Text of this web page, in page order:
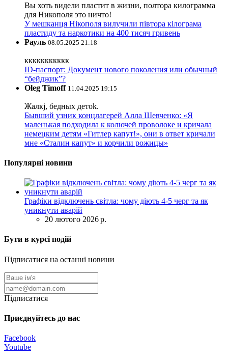
Вы хоть видели пластит в жизни, полтора килограмма
для Никополя это ничто!
У мешканця Нікополя вилучили півтора кілограма
пластиду та наркотики на 400 тисяч гривень
Рауль 08.05.2025 21:18
ккккккккккк
ID-паспорт: Документ нового поколения или обычный
“бейджик”?
Oleg Timoff 11.04.2025 19:15
Жалкj, бедных детok.
Бывший узник концлагерей Алла Шевченко: «Я
маленькая подходила к колючей проволоке и кричала
немецким детям «Гитлер капут!», они в ответ кричали
мне «Сталин капут» и корчили рожицы»
Популярні новини
Графіки відключень світла: чому діють 4-5 черг та як
уникнути аварій
20 лютого 2026 р.
Бути в курсі подій
Підписатися на останні новини
Підписатися
Приєднуйтесь до нас
Facebook
Youtube